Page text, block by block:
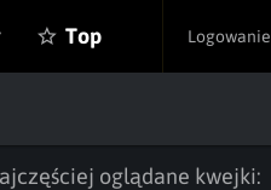
Logowanie
Top
oglądane kwejki: